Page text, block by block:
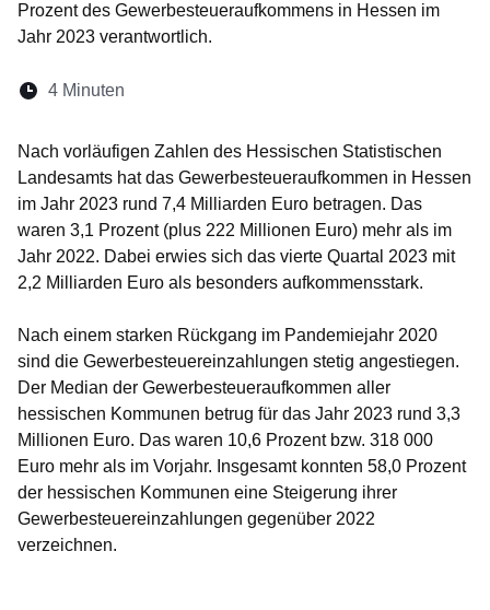
Prozent des Gewerbesteueraufkommens in Hessen im
Jahr 2023 verantwortlich.
Lesedauer:
4 Minuten
Nach vorläufigen Zahlen des Hessischen Statistischen
Landesamts hat das Gewerbesteueraufkommen in Hessen
im Jahr 2023 rund 7,4 Milliarden Euro betragen. Das
waren 3,1 Prozent (plus 222 Millionen Euro) mehr als im
Jahr 2022. Dabei erwies sich das vierte Quartal 2023 mit
2,2 Milliarden Euro als besonders aufkommensstark.
Nach einem starken Rückgang im Pandemiejahr 2020
sind die Gewerbesteuereinzahlungen stetig angestiegen.
Der Median der Gewerbesteueraufkommen aller
hessischen Kommunen betrug für das Jahr 2023 rund 3,3
Millionen Euro. Das waren 10,6 Prozent bzw. 318 000
Euro mehr als im Vorjahr. Insgesamt konnten 58,0 Prozent
der hessischen Kommunen eine Steigerung ihrer
Gewerbesteuereinzahlungen gegenüber 2022
verzeichnen.